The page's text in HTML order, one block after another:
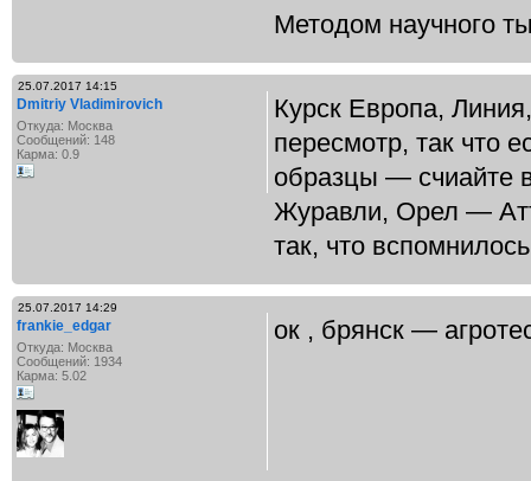
Методом научного
25.07.2017 14:15
Dmitriy Vladimirovich
Откуда: Москва
Сообщений: 148
Карма: 0.9
Курск Европа,
пересмотр, так что
образцы — счиайте
Журавли, Орел —
так, что
25.07.2017 14:29
frankie_edgar
Откуда: Москва
Сообщений: 1934
Карма: 5.02
ок , брянск —